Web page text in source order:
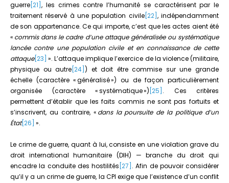
guerre [21] , les crimes contre l’humanité se caractérisent par le
traitement réservé à une population civile[22] , indépendamment
de son appartenance. Ce qui importe, c’est que les actes aient été
« commis dans le cadre d’une attaque généralisée ou systématique
lancée contre une population civile et en connaissance de cette
attaque[23] ». L’attaque implique l’exercice de la violence (militaire,
physique ou autre [24] ) et doit être commise sur une grande
échelle (caractère « généralisé ») ou de façon particulièrement
organisée (caractère « systématique ») [25] . Ces critères
permettent d’établir que les faits commis ne sont pas fortuits et
s’inscrivent, au contraire, « dans la poursuite de la politique d’un
État[26] ».
Le crime de guerre, quant à lui, consiste en une violation grave du
droit international humanitaire (DIH) — branche du droit qui
encadre la conduite des hostilités [27] . Afin de pouvoir considérer
qu’il y a un crime de guerre, la CPI exige que l’existence d’un conflit